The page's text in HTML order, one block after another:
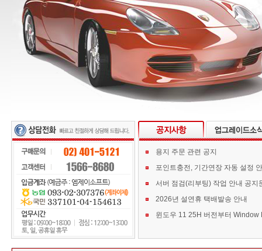
용지 주문 관련 공지
포인트충전, 기간연장 자동 설정
서버 점검(리부팅) 작업 안내 공지
2026년 설연휴 택배발송 안내